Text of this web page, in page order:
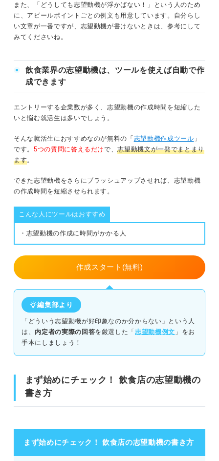
調理スタッフ経験をアピール
コミュニケーション能力をアピール
臨機応変さをアピール
語学力をアピール
体力面をアピール
自分のアピールポイントを考え飲食店の仕事に当て
はめよう
また、「どうしても志望動機が浮かばない！」という人のため
に、アピールポイントごとの例文も用意しています。自分らし
い文章が一番ですが、志望動機が書けないときは、参考にして
みてくださいね。
飲食業界の志望動機は、ツールを使えば自動で作
成できます
エントリーする企業数が多く、志望動機の作成時間を短縮した
いと悩む就活生は多いでしょう。
そんな就活生におすすめなのが無料の「 志望動機作成ツール 」
です。 5つの質問に答えるだけで、志望動機文が一発でまとまり
ます。
できた志望動機をさらにブラッシュアップさせれば、志望動機
の作成時間を短縮させられます。
こんな人にツールはおすすめ
・志望動機の作成に時間がかかる人
作成スタート(無料)
編集部より
「どういう志望動機が好印象なのか分からない」という人
は、 内定者の実際の回答を厳選した「志望動機例文 」をお
手本にしましょう！
まず始めにチェック！ 飲食店の志望動機の
書き方
まず始めにチェック！ 飲食店の志望動機の書き方
自社とマッチしている人材か
ホールスタッフ
店の管理
アピールを差別化しよう！ 飲食店で求められるスキル
コミュニケーション能力
相手の立場に立って考える力
臨機応変さ
アイデア力の高さ
志望動機が浮かばない人に！ 飲食店で働く魅力
食べ物や酒の知識がつく
接客業経験が活かせる
その店でなければいけない理由をはっきり書く
顧客目線でのアピールをしない
飲食店の志望動機におすすめ！ 例文10選